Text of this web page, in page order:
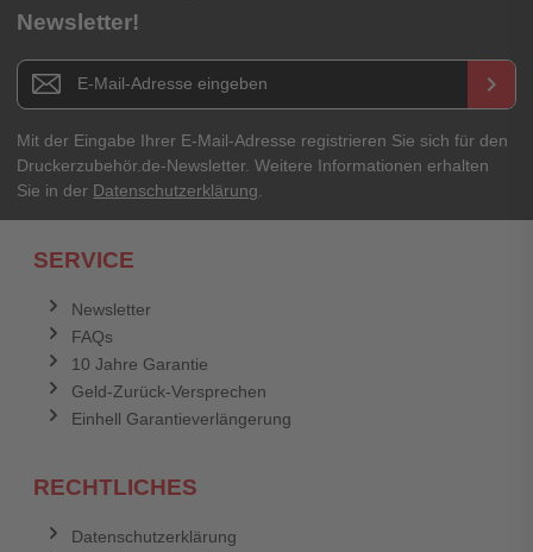
Titel**
E-Mail-Adresse
Ihr Passwort
Newsletter!
Newsletter E-Mail Adresse keyboard_arrow_right
Mit der Eingabe Ihrer E-Mail-Adresse registrieren Sie sich für den
Druckerzubehör.de-Newsletter. Weitere Informationen erhalten
Sie in der Datenschutzerklärung
SERVICE
Newsletter
FAQs
10 Jahre Garantie
Geld-Zurück-Versprechen
Einhell Garantieverlängerung
RECHTLICHES
Datenschutzerklärung